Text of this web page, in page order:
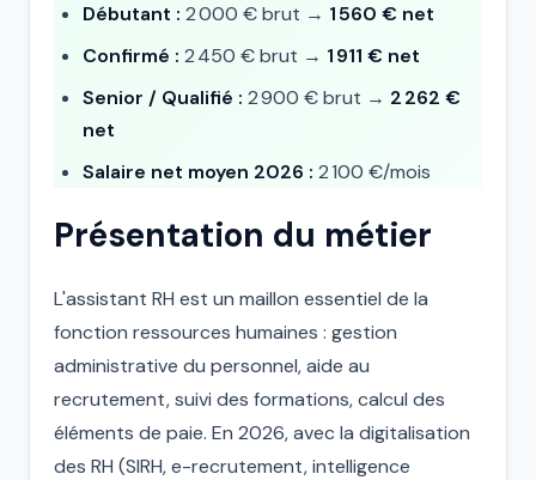
Débutant : 2 000 € brut → 1 560 € net
Confirmé : 2 450 € brut → 1 911 € net
Senior / Qualifié : 2 900 € brut → 2 262 €
net
Salaire net moyen 2026 : 2 100 €/mois
Présentation du métier
L'assistant RH est un maillon essentiel de la
fonction ressources humaines : gestion
administrative du personnel, aide au
recrutement, suivi des formations, calcul des
éléments de paie. En 2026, avec la digitalisation
des RH (SIRH, e-recrutement, intelligence